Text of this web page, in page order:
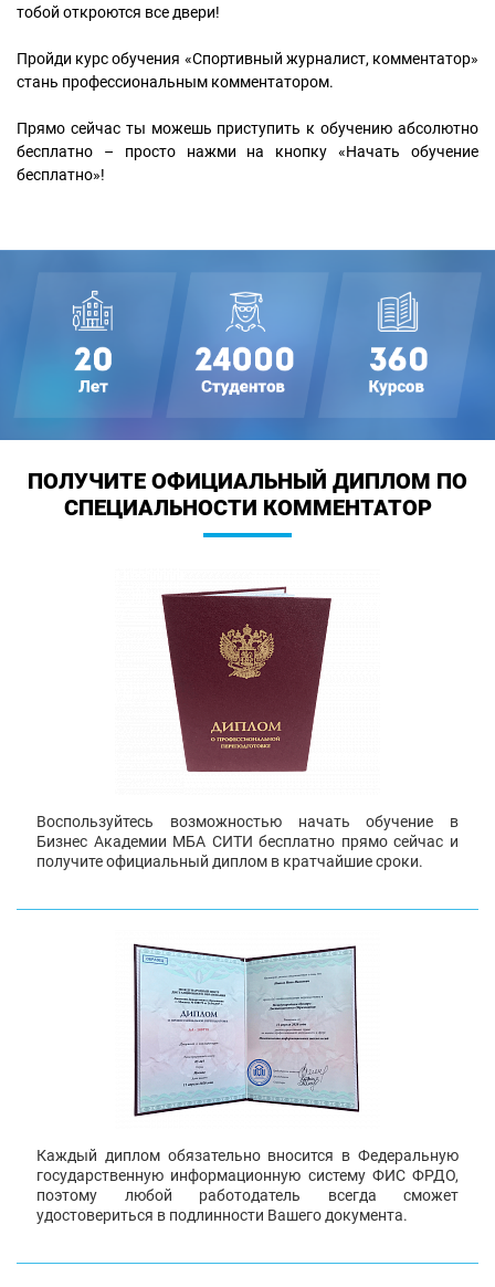
тобой откроются все двери!
Пройди курс обучения «Спортивный журналист, комментатор»
стань профессиональным комментатором.
Прямо сейчас ты можешь приступить к обучению абсолютно
бесплатно – просто нажми на кнопку «Начать обучение
бесплатно»!
ПОЛУЧИТЕ ОФИЦИАЛЬНЫЙ ДИПЛОМ ПО
СПЕЦИАЛЬНОСТИ КОММЕНТАТОР
Воспользуйтесь возможностью начать обучение в
Бизнес Академии МБА СИТИ бесплатно прямо сейчас и
получите официальный диплом в кратчайшие сроки.
Каждый диплом обязательно вносится в Федеральную
государственную информационную систему ФИС ФРДО,
поэтому любой работодатель всегда сможет
удостовериться в подлинности Вашего документа.